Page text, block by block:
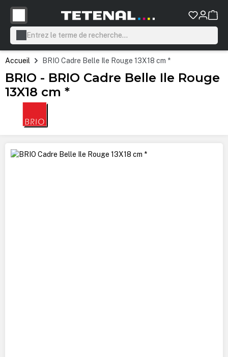
principal
Accueil BRIO Cadre Belle Ile Rouge 13X18 cm *
BRIO - BRIO Cadre Belle Ile Rouge
13X18 cm *
Ignorer la galerie d'images